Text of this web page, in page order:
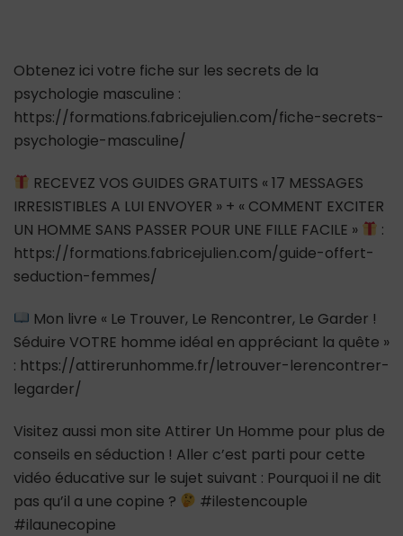
Obtenez ici votre fiche sur les secrets de la
psychologie masculine :
https://formations.fabricejulien.com/fiche-secrets-
psychologie-masculine/
RECEVEZ VOS GUIDES GRATUITS « 17 MESSAGES
IRRESISTIBLES A LUI ENVOYER » + « COMMENT EXCITER
UN HOMME SANS PASSER POUR UNE FILLE FACILE »
:
https://formations.fabricejulien.com/guide-offert-
seduction-femmes/
Mon livre « Le Trouver, Le Rencontrer, Le Garder !
Séduire VOTRE homme idéal en appréciant la quête »
: https://attirerunhomme.fr/letrouver-lerencontrer-
legarder/
Visitez aussi mon site Attirer Un Homme pour plus de
conseils en séduction ! Aller c’est parti pour cette
vidéo éducative sur le sujet suivant : Pourquoi il ne dit
pas qu’il a une copine ?
#ilestencouple
#ilaunecopine